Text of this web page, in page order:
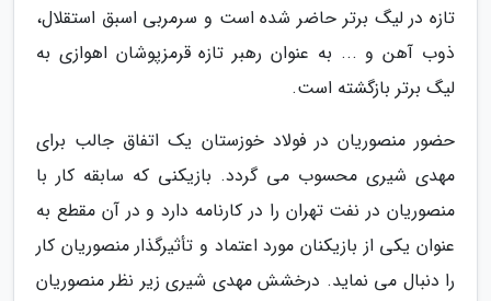
تازه در لیگ برتر حاضر شده است و سرمربی اسبق استقلال،
ذوب آهن و ... به عنوان رهبر تازه قرمزپوشان اهوازی به
لیگ برتر بازگشته است.
حضور منصوریان در فولاد خوزستان یک اتفاق جالب برای
مهدی شیری محسوب می گردد. بازیکنی که سابقه کار با
منصوریان در نفت تهران را در کارنامه دارد و در آن مقطع به
عنوان یکی از بازیکنان مورد اعتماد و تأثیرگذار منصوریان کار
را دنبال می نماید. درخشش مهدی شیری زیر نظر منصوریان